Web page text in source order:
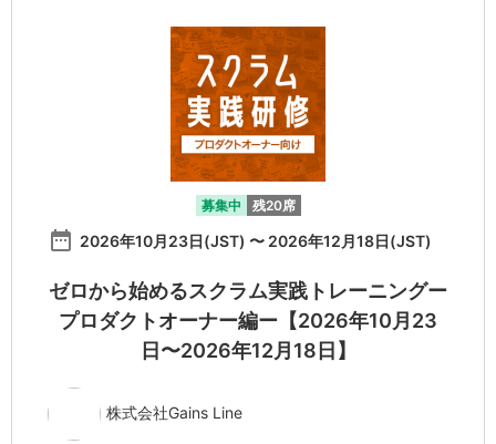
募集中 残20席
date_range 2026年10月23日(JST) 〜 2026年12月18日(JST)
ゼロから始めるスクラム実践トレーニングー
プロダクトオーナー編ー【2026年10月23
日〜2026年12月18日】
株式会社Gains Line